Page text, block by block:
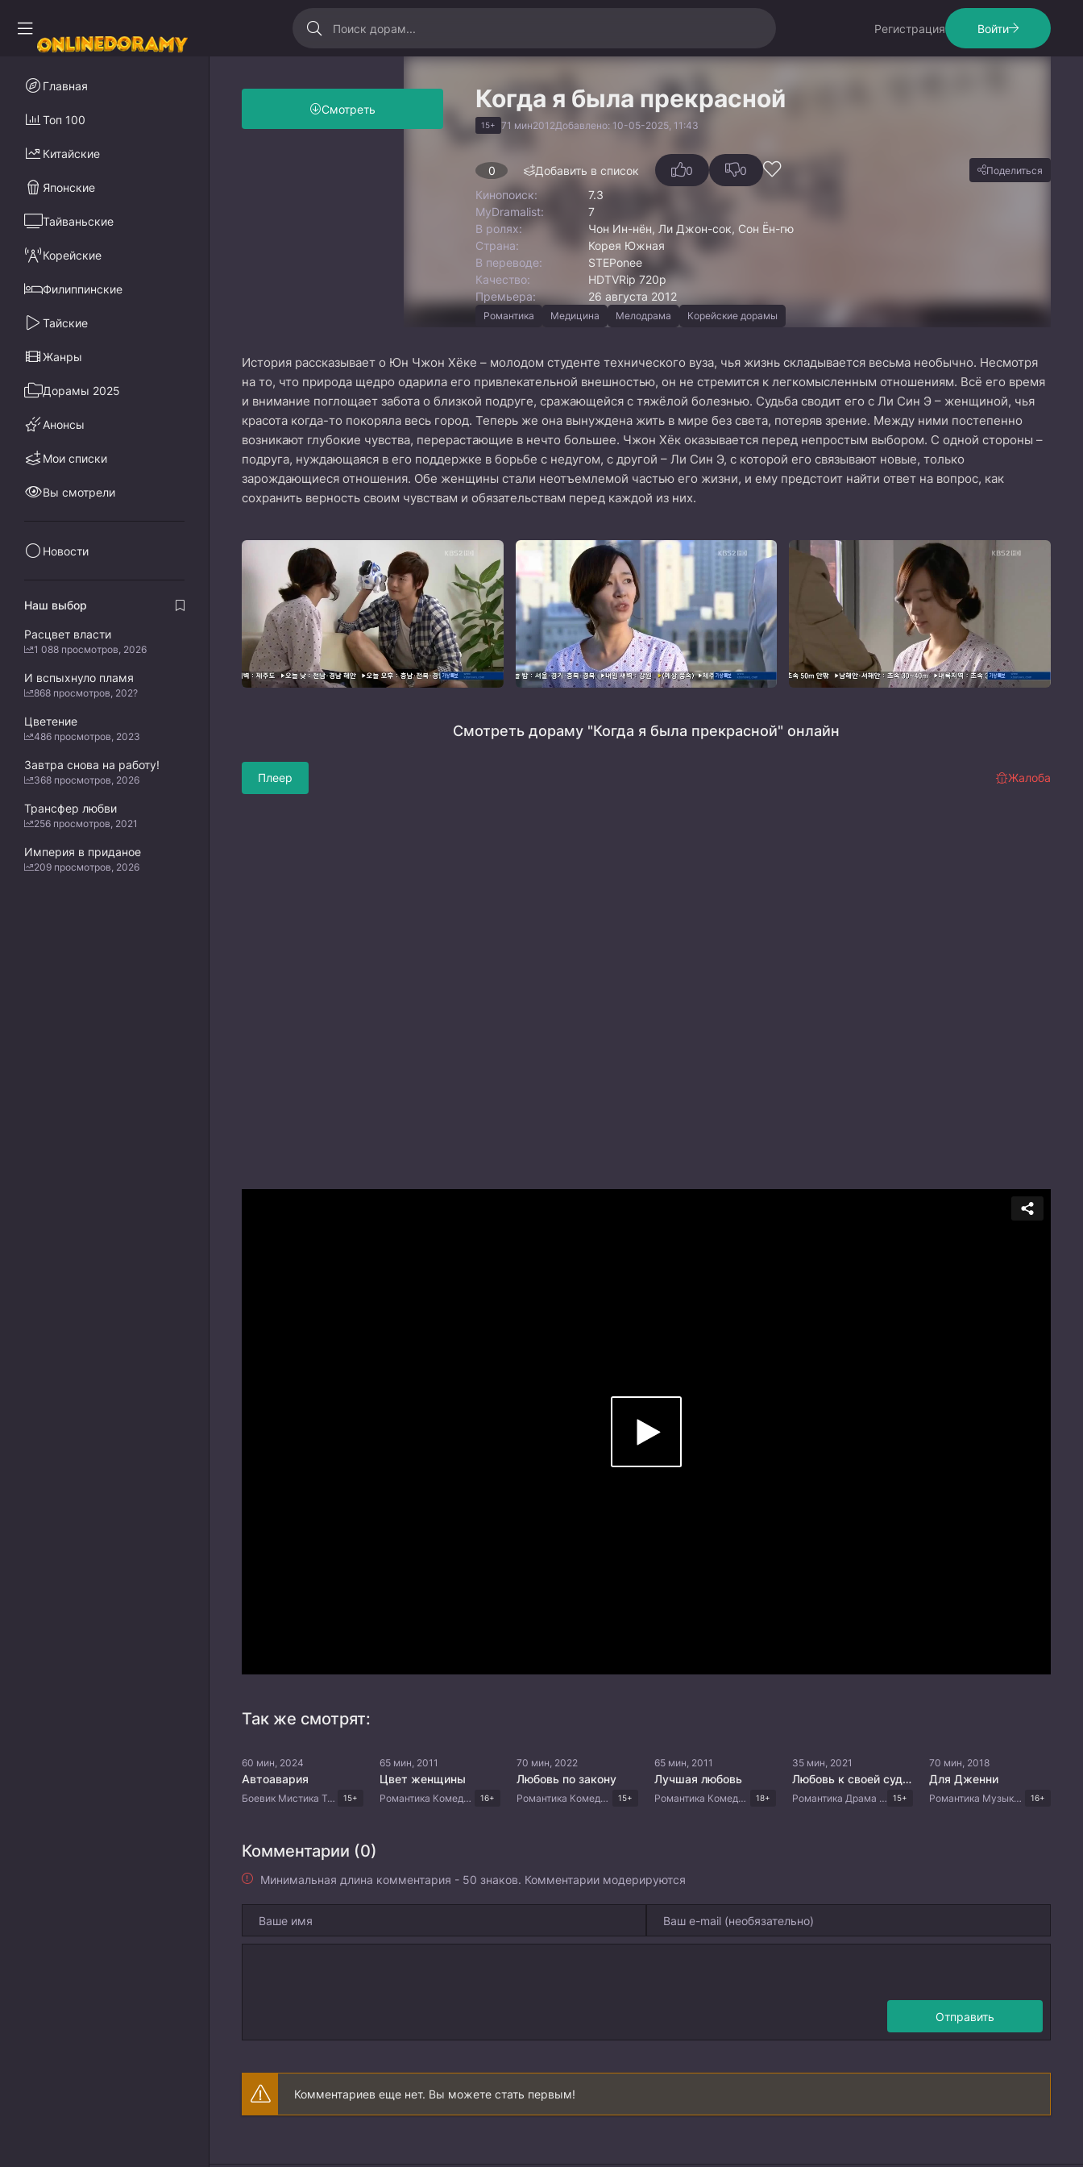
Регистрация Войти
Когда я была прекрасной
15+ 71 мин2012Добавлено: 10-05-2025, 11:43
Смотреть
0 Добавить в список 0 0 Поделиться
Кинопоиск:
7.3
MyDramalist:
7
В ролях:
Чон Ин-нён, Ли Джон-сок, Сон Ён-гю
Страна:
Корея Южная
В переводе:
STEPonee
Качество:
HDTVRip 720p
Премьера:
26 августа 2012
Романтика Медицина Мелодрама Корейские дорамы
История рассказывает о Юн Чжон Хёке – молодом студенте технического вуза, чья жизнь складывается весьма необычно. Несмотря
на то, что природа щедро одарила его привлекательной внешностью, он не стремится к легкомысленным отношениям. Всё его время
и внимание поглощает забота о близкой подруге, сражающейся с тяжёлой болезнью. Судьба сводит его с Ли Син Э – женщиной, чья
красота когда-то покоряла весь город. Теперь же она вынуждена жить в мире без света, потеряв зрение. Между ними постепенно
возникают глубокие чувства, перерастающие в нечто большее. Чжон Хёк оказывается перед непростым выбором. С одной стороны –
подруга, нуждающаяся в его поддержке в борьбе с недугом, с другой – Ли Син Э, с которой его связывают новые, только
зарождающиеся отношения. Обе женщины стали неотъемлемой частью его жизни, и ему предстоит найти ответ на вопрос, как
сохранить верность своим чувствам и обязательствам перед каждой из них.
Смотреть дораму "Когда я была прекрасной" онлайн
Плеер Жалоба
Так же смотрят:
60 мин, 2024
Автоавария
Боевик Мистика Триллер Комедия Корейские дорамы 15+
65 мин, 2011
Цвет женщины
Романтика Комедия Корейские дорамы 16+
70 мин, 2022
Любовь по закону
Романтика Комедия Корейские дорамы 15+
65 мин, 2011
Лучшая любовь
Романтика Комедия Корейские дорамы 18+
35 мин, 2021
Любовь к своей судьбе
Романтика Драма Корейские дорамы 15+
70 мин, 2018
Для Дженни
Романтика Музыка Комедия Корейские дорамы 16+
Комментарии (0)
Минимальная длина комментария - 50 знаков. Комментарии модерируются
Отправить
Комментариев еще нет. Вы можете стать первым!
Главная
Топ 100
Китайские
Японские
Тайваньские
Корейские
Филиппинские
Тайские
Жанры
Дорамы 2025
Анонсы
Мои списки
Вы смотрели
Новости
Наш выбор
Расцвет власти
1 088 просмотров, 2026
И вспыхнуло пламя
868 просмотров, 202?
Цветение
486 просмотров, 2023
Завтра снова на работу!
368 просмотров, 2026
Трансфер любви
256 просмотров, 2021
Империя в приданое
209 просмотров, 2026